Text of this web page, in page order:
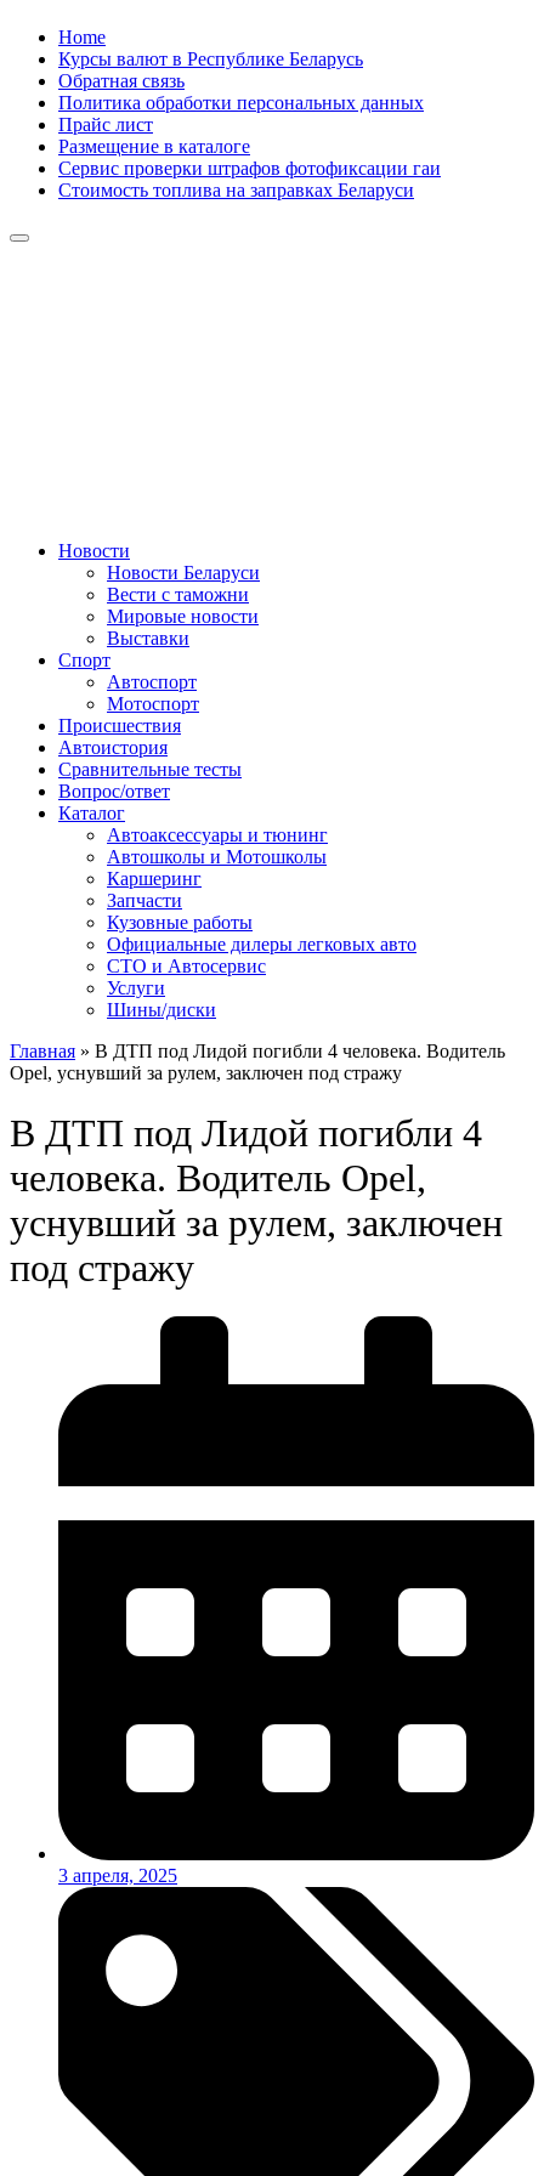
Skip
content
Home
Курсы валют в Республике Беларусь
Обратная связь
Политика обработки персональных данных
Прайс лист
Размещение в каталоге
Сервис проверки штрафов фотофиксации гаи
Стоимость топлива на заправках Беларуси
Сайт про автомобили
Новости
Новости Беларуси
Вести с таможни
Мировые новости
Выставки
Спорт
Автоспорт
Мотоспорт
Происшествия
Автоистория
Сравнительные тесты
Вопрос/ответ
Каталог
Автоакcессуары и тюнинг
Автошколы и Мотошколы
Каршеринг
Запчасти
Кузовные работы
Официальные дилеры легковых авто
СТО и Автосервис
Услуги
Шины/диски
Главная » В ДТП под Лидой погибли 4 человека. Водитель
Opel, уснувший за рулем, заключен под стражу
В ДТП под Лидой погибли 4
человека. Водитель Opel,
уснувший за рулем, заключен
под стражу
3 апреля, 2025